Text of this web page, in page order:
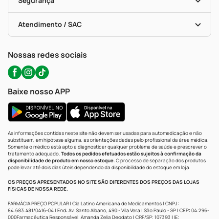
Troca E Devolução
Bulas De A A Z
Políticas De Marketplace
Testes Rápidos
Autoteste Covid-19
Certificado De Segurança
Portal Da Privacidade
Atendimento / SAC
WhatsApp (47) 9202-1687
Nossas redes sociais
Baixe nosso APP
As informações contidas neste site não devem ser usadas para automedicação e não
substituem, em hipótese alguma, as orientações dadas pelo profissional da área médica.
Somente o médico está apto a diagnosticar qualquer problema de saúde e prescrever o
tratamento adequado. Todos os pedidos efetuados estão sujeitos à confirmação da
disponibilidade de produto em nosso estoque.O processo de separação dos produtos
pode levar até dois dias úteis dependendo da disponibilidade do estoque em loja.
OS PREÇOS APRESENTADOS NO SITE SÃO DIFERENTES DOS PREÇOS DAS LOJAS
FÍSICAS DE NOSSA REDE.
FARMÁCIA PREÇO POPULAR | Cia Latino Americana de Medicamentos | CNPJ:
84.683.481/0416-04 | End: Av. Santo Albano, 490 - Vila Vera | São Paulo - SP | CEP: 04.296-
000Farmacêutica Responsável: Amanda Zelia Deodato | CRF/SP: 107393 | IE: